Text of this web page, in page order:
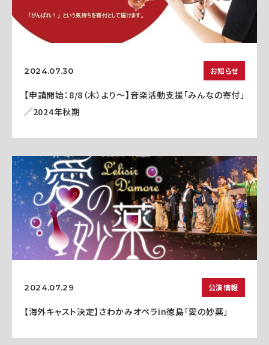
2024.07.30 お知らせ
【申請開始：8/8（木）より～】音楽活動支援「みんなの寄付」
／2024年秋期
2024.07.29 公演情報
【海外キャスト決定】さわかみオペラin徳島「愛の妙薬」